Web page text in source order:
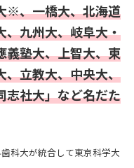
※、一橋大、北海道
、九州大、岐阜大・
義塾大、上智大、東
、立教大、中央大、
志社大」など名だた
科大が統合して東京科学大